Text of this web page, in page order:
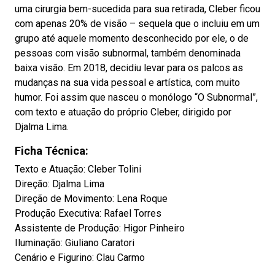
uma cirurgia bem-sucedida para sua retirada, Cleber ficou
com apenas 20% de visão – sequela que o incluiu em um
grupo até aquele momento desconhecido por ele, o de
pessoas com visão subnormal, também denominada
baixa visão. Em 2018, decidiu levar para os palcos as
mudanças na sua vida pessoal e artística, com muito
humor. Foi assim que nasceu o monólogo “O Subnormal”,
com texto e atuação do próprio Cleber, dirigido por
Djalma Lima.
Ficha Técnica:
Texto e Atuação: Cleber Tolini
Direção: Djalma Lima
Direção de Movimento: Lena Roque
Produção Executiva: Rafael Torres
Assistente de Produção: Higor Pinheiro
Iluminação: Giuliano Caratori
Cenário e Figurino: Clau Carmo